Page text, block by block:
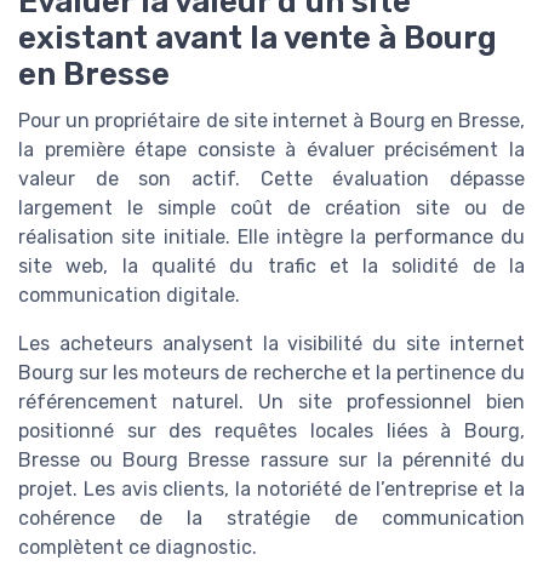
existant avant la vente à Bourg
en Bresse
Pour un propriétaire de site internet à Bourg en Bresse,
la première étape consiste à évaluer précisément la
valeur de son actif. Cette évaluation dépasse
largement le simple coût de création site ou de
réalisation site initiale. Elle intègre la performance du
site web, la qualité du trafic et la solidité de la
communication digitale.
Les acheteurs analysent la visibilité du site internet
Bourg sur les moteurs de recherche et la pertinence du
référencement naturel. Un site professionnel bien
positionné sur des requêtes locales liées à Bourg,
Bresse ou Bourg Bresse rassure sur la pérennité du
projet. Les avis clients, la notoriété de l’entreprise et la
cohérence de la stratégie de communication
complètent ce diagnostic.